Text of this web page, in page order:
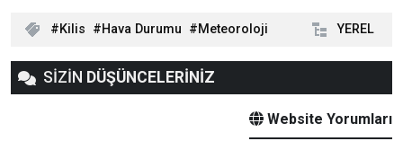
Kilis Hava Durumu Meteoroloji YEREL
SİZİN DÜŞÜNCELERİNİZ
Website Yorumları